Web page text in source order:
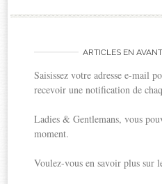
ARTICLES EN AVANT
Saisissez votre adresse e-mail
recevoir une notification de
Ladies & Gentlemans, vous
moment.
Voulez-vous en savoir plus sur